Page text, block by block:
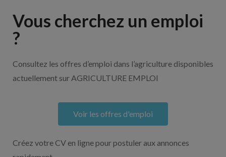
Vous cherchez un emploi
?
Consultez les offres d’emploi dans l’agriculture disponibles
actuellement sur AGRICULTURE EMPLOI
Voir les offres d'emploi
Créez votre CV en ligne pour postuler aux annonces